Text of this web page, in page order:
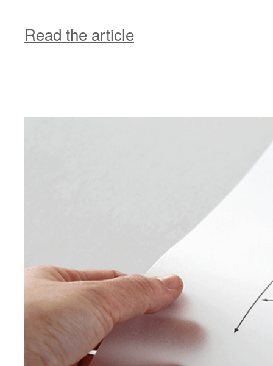
Read the article